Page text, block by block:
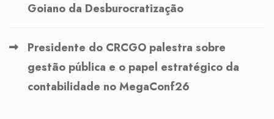
Goiano da Desburocratização
Presidente do CRCGO palestra sobre
gestão pública e o papel estratégico da
contabilidade no MegaConf26